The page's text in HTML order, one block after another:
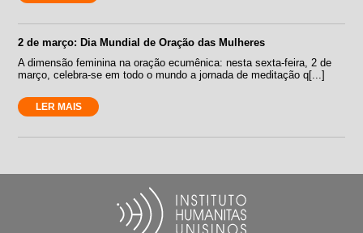
2 de março: Dia Mundial de Oração das Mulheres
A dimensão feminina na oração ecumênica: nesta sexta-feira, 2 de
março, celebra-se em todo o mundo a jornada de meditação q[...]
LER MAIS